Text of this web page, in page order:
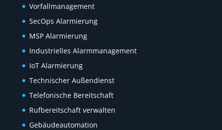
Vorfallmanagement
SecOps Alarmierung
MSP Alarmierung
Industrielles Alarmmanagement
IoT Alarmierung
Technischer Außendienst
Telefonische Bereitschaft
Rufbereitschaft verwalten
Gebäudeautomation